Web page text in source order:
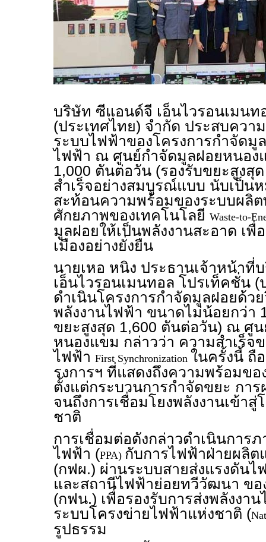
บริษัท ซีแอนด์จี เอ็นไวรอนเมนท
(ประเทศไทย) จำกัด ประสบควา
ระบบไฟฟ้าของโครงการกำจัดมู
ไฟฟ้า ณ ศูนย์กำจัดมูลฝอยหนอง
1,000 ตันต่อวัน (รองรับขยะสูงสุ
สำเร็จอย่างสมบูรณ์แบบ นับเป็
สะท้อนความพร้อมของระบบผลิ
ศักยภาพของเทคโนโลยี Waste-to-
มูลฝอยให้เป็นพลังงานสะอาด เ
เมืองอย่างยั่งยืน
นายเหอ หนิง ประธานเจ้าหน้า
เอ็นไวรอนเมนทอล โปรเท็คชั่น (
ดำเนินโครงการกำจัดมูลฝอยด้ว
พลังงานไฟฟ้า ขนาดไม่น้อยกว่า
ขยะสูงสุด 1,600 ตันต่อวัน) ณ ศู
หนองแขม กล่าวว่า ความสำเร็จ
ไฟฟ้า First Synchronization ในครั้งนี้ ถื
รงการฯ ที่แสดงถึงความพร้อมข
ตั้งแต่กระบวนการกำจัดขยะ กา
จนถึงการเชื่อมโยงพลังงานเข้า
ชาติ
การเชื่อมต่อดังกล่าวดำเนินการ
ไฟฟ้า (PPA) กับการไฟฟ้าฝ่ายผลิต
(กฟผ.) ผ่านระบบสายส่งแรงดันไ
และสถานีไฟฟ้าย่อยทวีวัฒนา ขอ
(กฟน.) เพื่อรองรับการส่งพลังงา
ระบบโครงข่ายไฟฟ้าแห่งชาติ (
รูปธรรม